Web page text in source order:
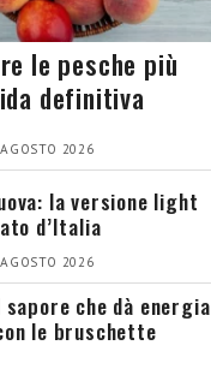
le pesche più
definitiva
2026
la versione light
d’Italia
2026
sapore che dà energia
le bruschette